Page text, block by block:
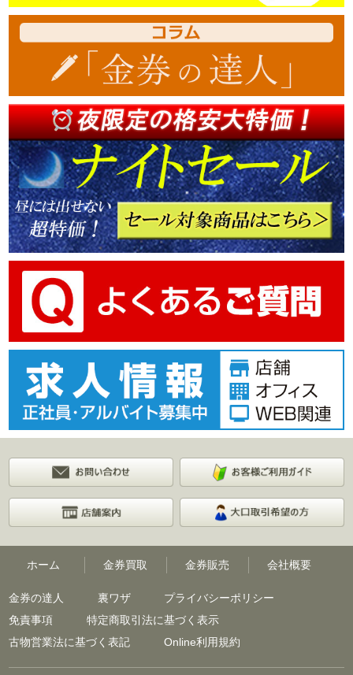
ホーム 金券買取 金券販売 会社概要
金券の達人 裏ワザ
プライバシーポリシー
免責事項
特定商取引法に基づく表示
古物営業法に基づく表記
Online利用規約